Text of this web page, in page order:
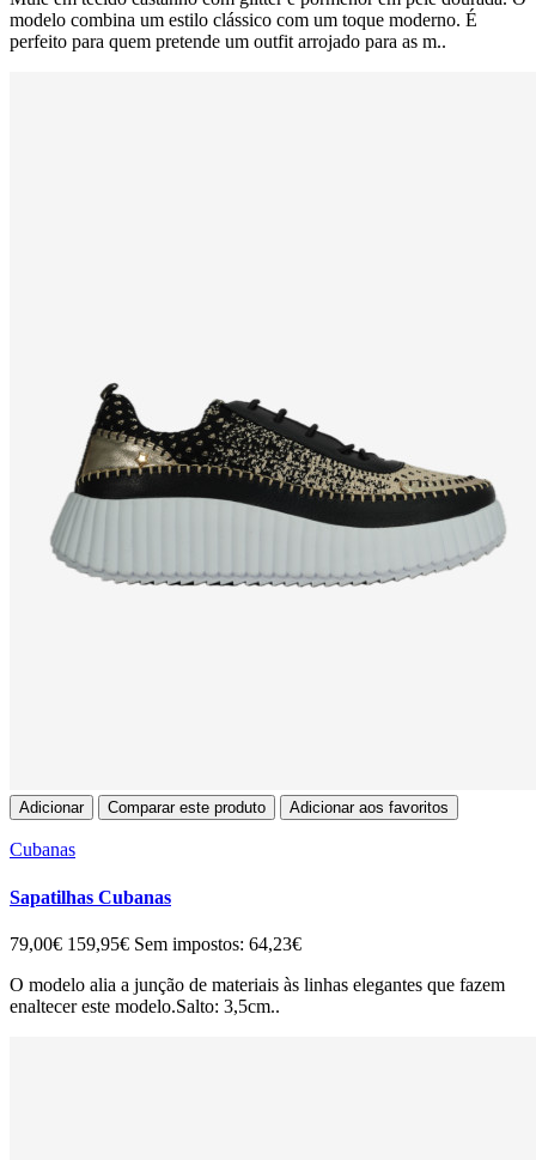
modelo combina um estilo clássico com um toque moderno. É
perfeito para quem pretende um outfit arrojado para as m..
Adicionar Comparar este produto Adicionar aos favoritos
Cubanas
Sapatilhas Cubanas
79,00€ 159,95€ Sem impostos: 64,23€
O modelo alia a junção de materiais às linhas elegantes que fazem
enaltecer este modelo.Salto: 3,5cm..